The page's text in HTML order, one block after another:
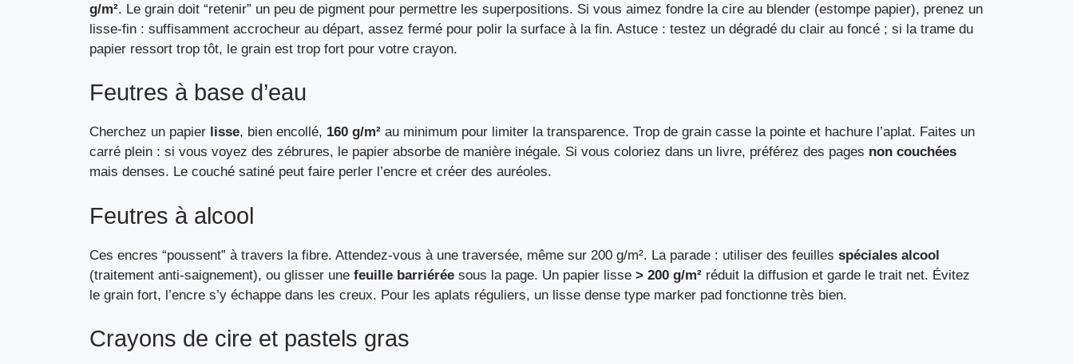
g/m². Le grain doit “retenir” un peu de pigment pour permettre les superpositions. Si vous aimez fondre la cire au blender (estompe papier), prenez un
lisse-fin : suffisamment accrocheur au départ, assez fermé pour polir la surface à la fin. Astuce : testez un dégradé du clair au foncé ; si la trame du
papier ressort trop tôt, le grain est trop fort pour votre crayon.
Feutres à base d’eau
Cherchez un papier lisse, bien encollé, 160 g/m² au minimum pour limiter la transparence. Trop de grain casse la pointe et hachure l’aplat. Faites un
carré plein : si vous voyez des zébrures, le papier absorbe de manière inégale. Si vous coloriez dans un livre, préférez des pages non couchées
mais denses. Le couché satiné peut faire perler l’encre et créer des auréoles.
Feutres à alcool
Ces encres “poussent” à travers la fibre. Attendez-vous à une traversée, même sur 200 g/m². La parade : utiliser des feuilles spéciales alcool
(traitement anti-saignement), ou glisser une feuille barriérée sous la page. Un papier lisse > 200 g/m² réduit la diffusion et garde le trait net. Évitez
le grain fort, l’encre s’y échappe dans les creux. Pour les aplats réguliers, un lisse dense type marker pad fonctionne très bien.
Crayons de cire et pastels gras